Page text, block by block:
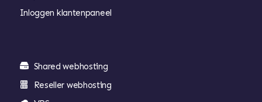
Inloggen klantenpaneel
Shared webhosting
Reseller webhosting